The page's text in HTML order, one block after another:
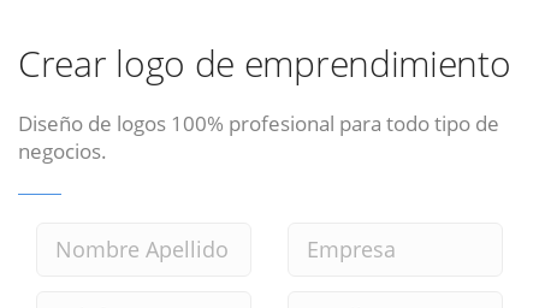
Crear logo de emprendimiento
Diseño de logos 100% profesional para todo tipo de
negocios.